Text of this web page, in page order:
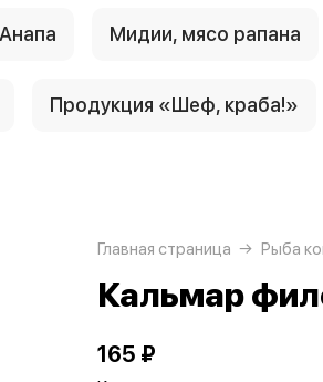
Мидии, мясо рапана
Продукция «Шеф, краба!»
Главная страница Рыба
Кальмар
165 ₽